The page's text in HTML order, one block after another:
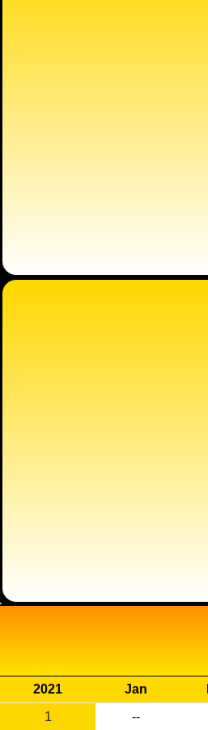
2021 Jan
1
--